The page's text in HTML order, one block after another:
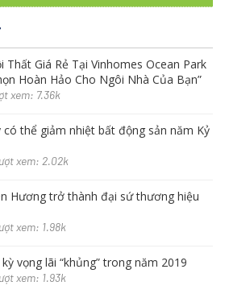
Thất Giá Rẻ Tại Vinhomes Ocean Park
Hoàn Hảo Cho Ngôi Nhà Của Bạn”
xem: 7.36k
có thể giảm nhiệt bất động sản năm Kỷ
xem: 2.02k
Hương trở thành đại sứ thương hiệu
xem: 1.98k
vọng lãi “khủng” trong năm 2019
xem: 1.93k